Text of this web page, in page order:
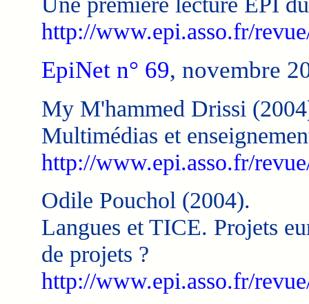
http://www.epi.asso.fr/
EpiNet n° 69, novembre
My M'hammed Drissi
Multimédias et
http://www.epi.asso.fr/
Odile Pouchol (2004).
Langues et TICE. Projets
de projets ?
http://www.epi.asso.fr/